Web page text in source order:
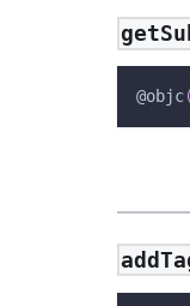
@objc(